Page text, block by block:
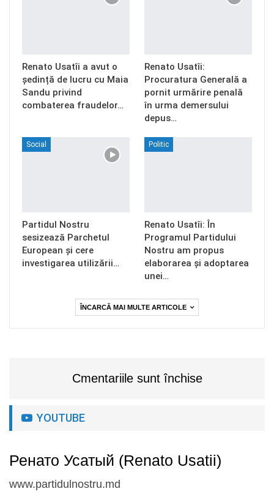
Renato Usatîi a avut o
ședință de lucru cu Maia
Sandu privind
combaterea fraudelor…
Renato Usatîi:
Procuratura Generală a
pornit urmărire penală
în urma demersului
depus…
Social
Partidul Nostru
sesizează Parchetul
European și cere
investigarea utilizării…
Politic
Renato Usatîi: În
Programul Partidului
Nostru am propus
elaborarea și adoptarea
unei…
ÎNCARCĂ MAI MULTE ARTICOLE
Cmentariile sunt închise
YOUTUBE
Ренато Усатый (Renato Usatii)
www.partidulnostru.md